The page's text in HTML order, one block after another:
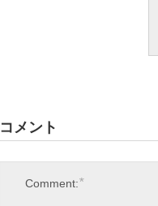
コメント
Comment:*